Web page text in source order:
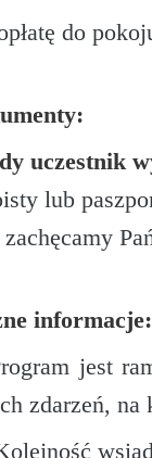
do
uczestnik
lub
zachęcamy
informacje:
jest
zdarzeń, na